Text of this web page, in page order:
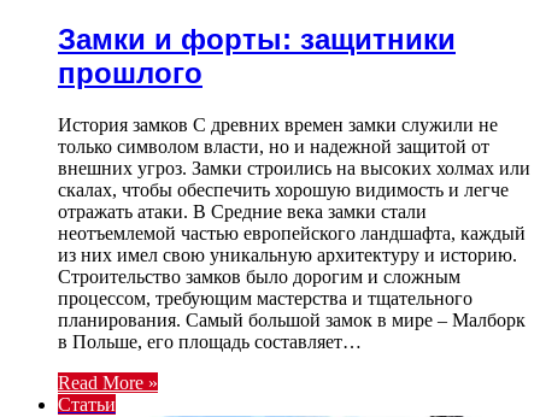
Замки и форты: защитники
прошлого
История замков С древних времен замки служили не
только символом власти, но и надежной защитой от
внешних угроз. Замки строились на высоких холмах или
скалах, чтобы обеспечить хорошую видимость и легче
отражать атаки. В Средние века замки стали
неотъемлемой частью европейского ландшафта, каждый
из них имел свою уникальную архитектуру и историю.
Строительство замков было дорогим и сложным
процессом, требующим мастерства и тщательного
планирования. Самый большой замок в мире – Малборк
в Польше, его площадь составляет…
Read More »
Статьи